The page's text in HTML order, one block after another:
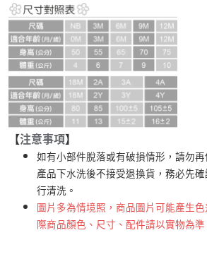
【注意事項】
如有小部件脫落或有破損情形，請勿再
產品下水洗後不接受退換貨，務必先
行清洗。
圖片多為情境照，商品圖片可能產生
際商品顏色、尺寸、配件請以實物為準